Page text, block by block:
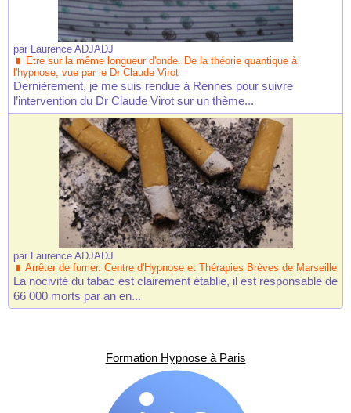
par Laurence ADJADJ
Etre sur la même longueur d'onde. De la théorie quantique à
l'hypnose, vue par le Dr Claude Virot
Dernièrement, je me suis rendue à Rennes pour suivre
l’intervention du Dr Claude Virot sur un thème...
par Laurence ADJADJ
Arrêter de fumer. Centre d'Hypnose et Thérapies Brèves de Marseille
La nocivité du tabac est clairement établie, il est responsable de
66 000 morts par an en...
Formation Hypnose à Paris